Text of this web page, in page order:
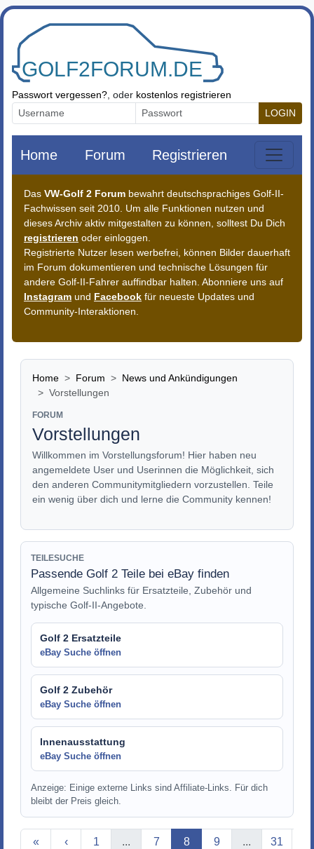
Zum Inhalt springen
Passwort vergessen? , oder kostenlos registrieren
LOGIN
Home Forum Registrieren
Das VW-Golf 2 Forum bewahrt deutschsprachiges Golf-II-
Fachwissen seit 2010. Um alle Funktionen nutzen und
dieses Archiv aktiv mitgestalten zu können, solltest Du Dich
registrieren oder einloggen.
Registrierte Nutzer lesen werbefrei, können Bilder dauerhaft
im Forum dokumentieren und technische Lösungen für
andere Golf-II-Fahrer auffindbar halten. Abonniere uns auf
Instagram und Facebook für neueste Updates und
Community-Interaktionen.
Home Forum
News und Ankündigungen
Vorstellungen
FORUM
Vorstellungen
Willkommen im Vorstellungsforum! Hier haben neu
angemeldete User und Userinnen die Möglichkeit, sich
den anderen Communitymitgliedern vorzustellen. Teile
ein wenig über dich und lerne die Community kennen!
TEILESUCHE
Passende Golf 2 Teile bei eBay finden
Allgemeine Suchlinks für Ersatzteile, Zubehör und
typische Golf-II-Angebote.
Golf 2 Ersatzteile
eBay Suche öffnen
Golf 2 Zubehör
eBay Suche öffnen
Innenausstattung
eBay Suche öffnen
Anzeige: Einige externe Links sind Affiliate-Links. Für dich
bleibt der Preis gleich.
« ‹ 1 ... 7 Aktuelle Seite
8 9 ... 31